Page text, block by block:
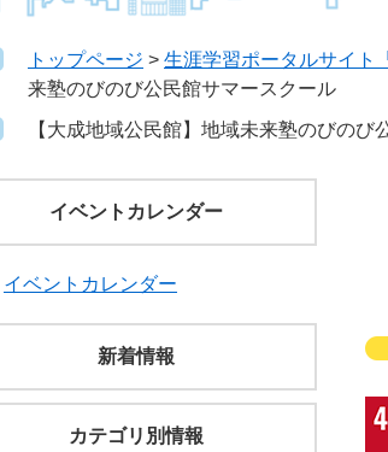
トップページ > 生涯学習ポータルサイ
来塾のびのび公民館サマースクール
【大成地域公民館】地域未来塾のびのび
イベントカレンダー
イベントカレンダー
新着情報
カテゴリ別情報